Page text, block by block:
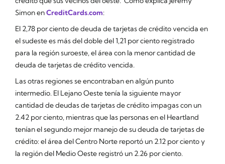
Simon enCreditCards.com:
El 2,78 por ciento de deuda de tarjetas de crédito vencida en
el sudeste es más del doble del 1,21 por ciento registrado
para la región suroeste, el área con la menor cantidad de
deuda de tarjetas de crédito vencida.
Las otras regiones se encontraban en algún punto
intermedio. El Lejano Oeste tenía la siguiente mayor
cantidad de deudas de tarjetas de crédito impagas con un
2.42 por ciento, mientras que las personas en el Heartland
tenían el segundo mejor manejo de su deuda de tarjetas de
crédito: el área del Centro Norte reportó un 2.12 por ciento y
la región del Medio Oeste registró un 2.26 por ciento.